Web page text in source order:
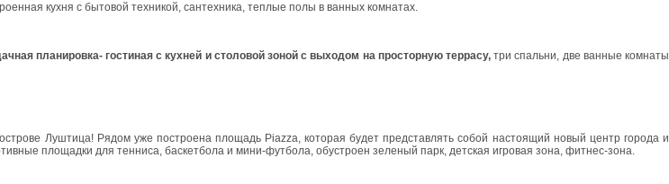
кухня с бытовой техникой, сантехника, теплые полы в ванных комнатах.
планировка- гостиная с кухней и столовой зоной с выходом на просторную террасу, три спальни, две ванные комнаты
Луштица! Рядом уже построена площадь Piazza, которая будет представлять собой настоящий новый центр города и
площадки для тенниса, баскетбола и мини-футбола, обустроен зеленый парк, детская игровая зона, фитнес-зона.